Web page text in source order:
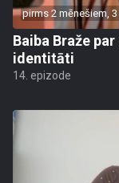
pirms 2 mēnešiem,
Baiba Braže
identitāti
14. epizode